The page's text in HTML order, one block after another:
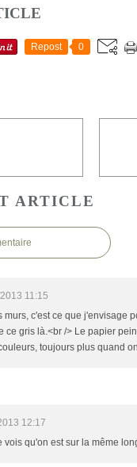
Repost 0
ARTICLE
11:15
murs, c'est ce que j'envisage
ce gris là.<br /> Le papier
toujours plus quand
12:17
vois qu'on est sur la même